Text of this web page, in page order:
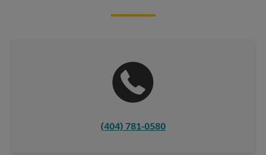
(404) 781-0580